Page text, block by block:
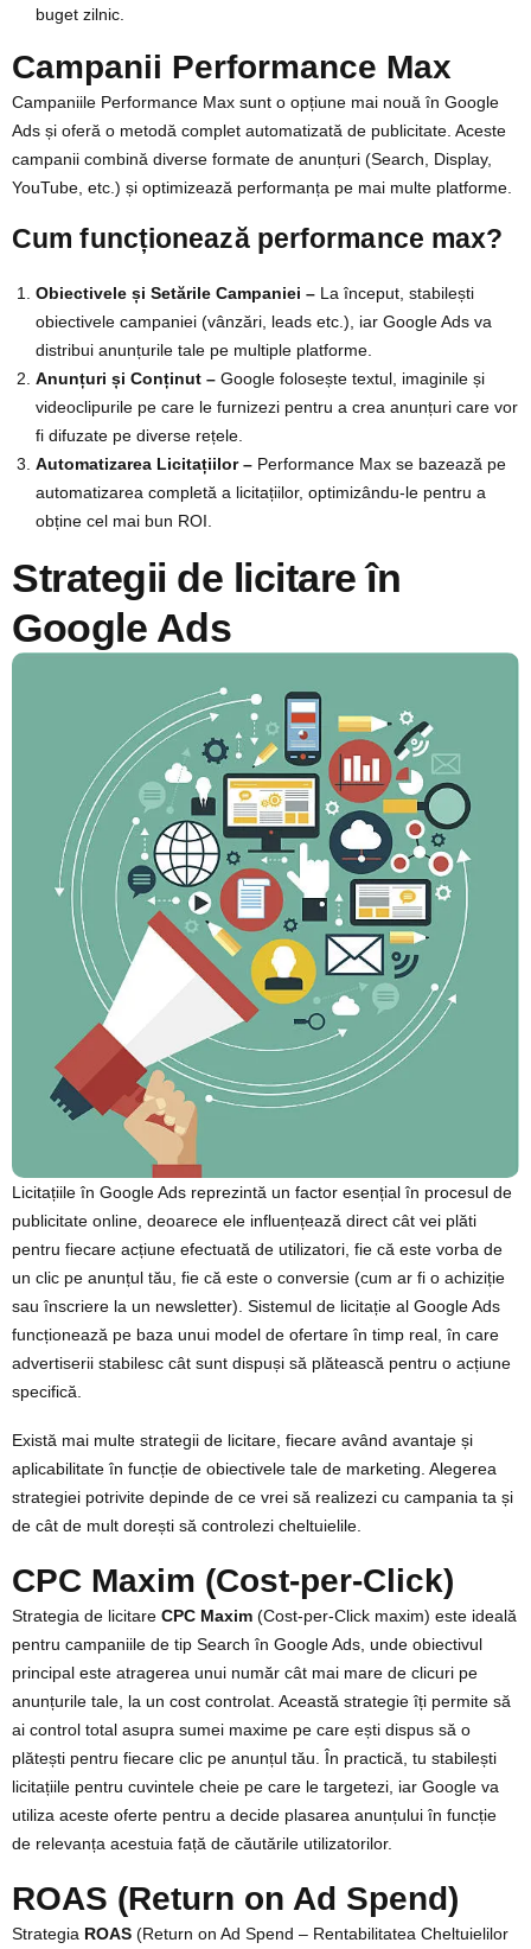
buget zilnic.
Campanii Performance Max
Campaniile Performance Max sunt o opțiune mai nouă în Google
Ads și oferă o metodă complet automatizată de publicitate. Aceste
campanii combină diverse formate de anunțuri (Search, Display,
YouTube, etc.) și optimizează performanța pe mai multe platforme.
Cum funcționează performance max?
Obiectivele și Setările Campaniei – La început, stabilești
obiectivele campaniei (vânzări, leads etc.), iar Google Ads va
distribui anunțurile tale pe multiple platforme.
Anunțuri și Conținut – Google folosește textul, imaginile și
videoclipurile pe care le furnizezi pentru a crea anunțuri care vor
fi difuzate pe diverse rețele.
Automatizarea Licitațiilor – Performance Max se bazează pe
automatizarea completă a licitațiilor, optimizându-le pentru a
obține cel mai bun ROI.
Strategii de licitare în
Google Ads
Licitațiile în Google Ads reprezintă un factor esențial în procesul de
publicitate online, deoarece ele influențează direct cât vei plăti
pentru fiecare acțiune efectuată de utilizatori, fie că este vorba de
un clic pe anunțul tău, fie că este o conversie (cum ar fi o achiziție
sau înscriere la un newsletter). Sistemul de licitație al Google Ads
funcționează pe baza unui model de ofertare în timp real, în care
advertiserii stabilesc cât sunt dispuși să plătească pentru o acțiune
specifică.
Există mai multe strategii de licitare, fiecare având avantaje și
aplicabilitate în funcție de obiectivele tale de marketing. Alegerea
strategiei potrivite depinde de ce vrei să realizezi cu campania ta și
de cât de mult dorești să controlezi cheltuielile.
CPC Maxim (Cost-per-Click)
Strategia de licitare CPC Maxim (Cost-per-Click maxim) este ideală
pentru campaniile de tip Search în Google Ads, unde obiectivul
principal este atragerea unui număr cât mai mare de clicuri pe
anunțurile tale, la un cost controlat. Această strategie îți permite să
ai control total asupra sumei maxime pe care ești dispus să o
plătești pentru fiecare clic pe anunțul tău. În practică, tu stabilești
licitațiile pentru cuvintele cheie pe care le targetezi, iar Google va
utiliza aceste oferte pentru a decide plasarea anunțului în funcție
de relevanța acestuia față de căutările utilizatorilor.
ROAS (Return on Ad Spend)
Strategia ROAS (Return on Ad Spend – Rentabilitatea Cheltuielilor